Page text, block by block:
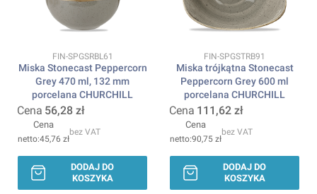
Kod produktu
FIN-SPGSRBL61
Miska Stonecast Peppercorn
Grey 470 ml, 132 mm
porcelana CHURCHILL
Cena 56,28 zł
Cena
45,76 zł
bez VAT
DODAJ DO
KOSZYKA
Kod produktu
FIN-SPGSTRB91
Miska trójkątna Stonecast
Peppercorn Grey 600 ml
porcelana CHURCHILL
Cena 111,62 zł
Cena
90,75 zł
bez VAT
DODAJ DO
KOSZYKA